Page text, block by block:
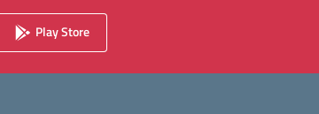
Play Store